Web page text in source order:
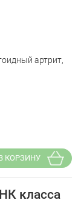
артрит,
КОРЗИНУ
класса